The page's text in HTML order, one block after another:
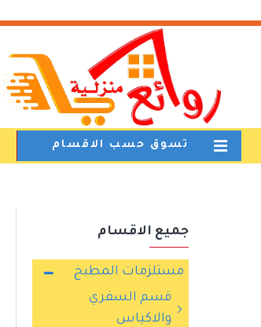
تسوق حسب الاقسام
جميع الاقسام
مستلزمات المطبخ
قسم السفري
والاكياس